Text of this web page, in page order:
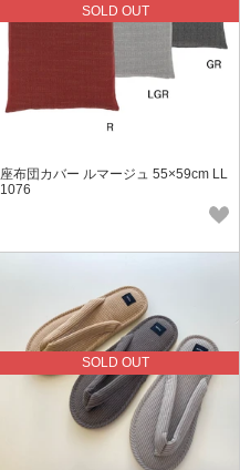
SOLD OUT
座布団カバー ルマージュ 55×59cm LL
1076
SOLD OUT